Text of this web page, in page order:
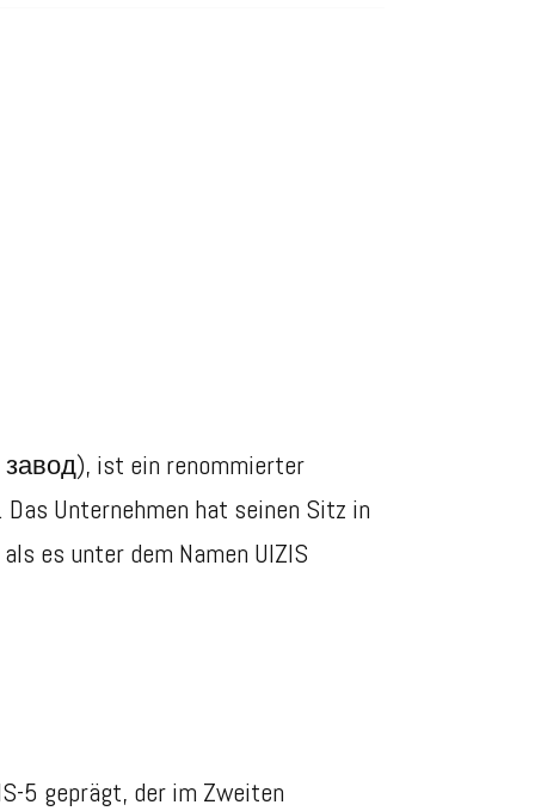
ist ein renommierter
Unternehmen hat seinen Sitz in
es unter dem Namen UlZIS
5 geprägt, der im Zweiten